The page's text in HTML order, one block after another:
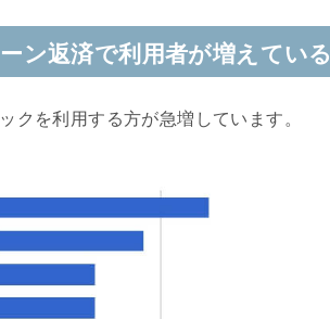
ン返済で利用者が増えている
クを利用する方が急増しています。